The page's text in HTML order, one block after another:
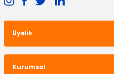
Radyatör Deflektörü Connect Sağ
Üyelik
Kurumsal